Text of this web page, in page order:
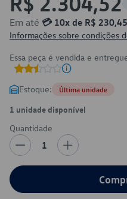
Em até 💳 10x de R$ 230,45
Informações sobre condições
Essa peça é vendida e
Estoque: Última unidade
1 unidade disponível
Quantidade
1